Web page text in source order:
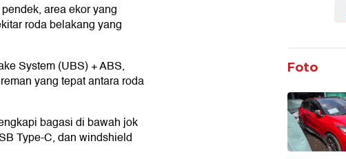
area ekor yang
roda belakang yang
System (UBS) + ABS,
yang tepat antara roda
bagasi di bawah jok
Type-C, dan windshield
Foto